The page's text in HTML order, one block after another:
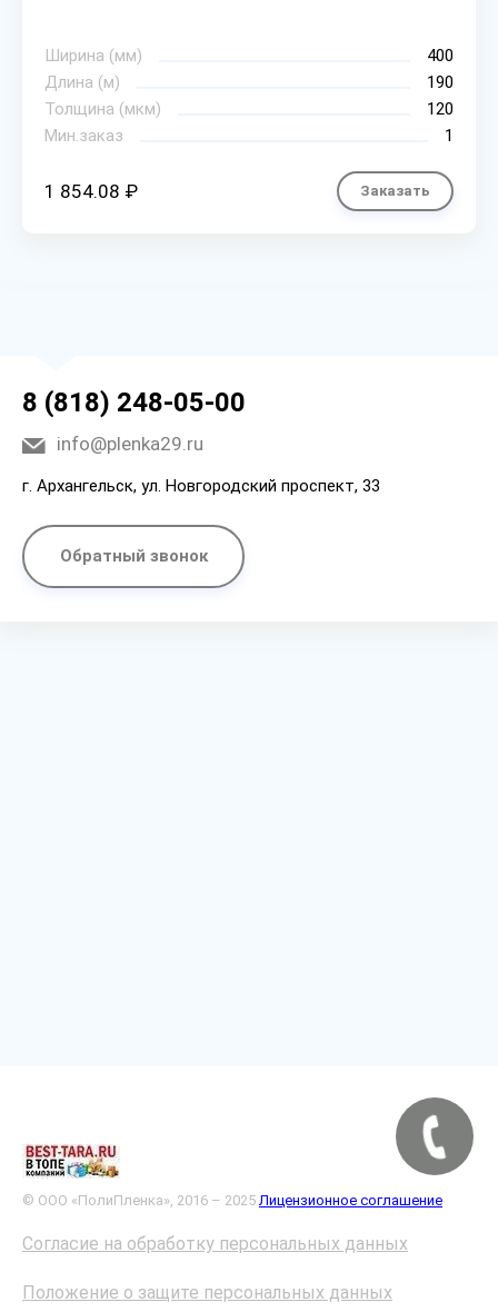
Ширина (мм)
400
Длина (м)
190
Толщина (мкм)
120
Мин.заказ
1
1 854.08 ₽ Заказать
8 (818) 248-05-00
info@plenka29.ru
г. Архангельск, ул. Новгородский проспект, 33
Обратный звонок
© ООО «ПолиПленка», 2016 – 2025 Лицензионное соглашение
Согласие на обработку персональных данных
Положение о защите персональных данных